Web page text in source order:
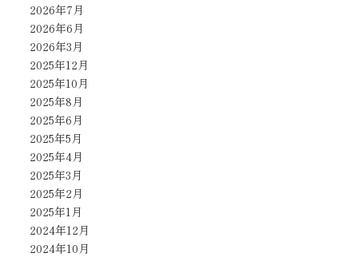
2026年7月
2026年6月
2026年3月
2025年12月
2025年10月
2025年8月
2025年6月
2025年5月
2025年4月
2025年3月
2025年2月
2025年1月
2024年12月
2024年10月